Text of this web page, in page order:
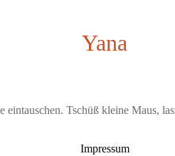
Yana
eintauschen. Tschüß kleine Maus,
Impressum